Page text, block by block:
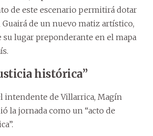
de este escenario permitirá dotar
de un nuevo matiz artístico,
lugar preponderante en el mapa
histórica”
intendente de Villarrica, Magín
la jornada como un “acto de